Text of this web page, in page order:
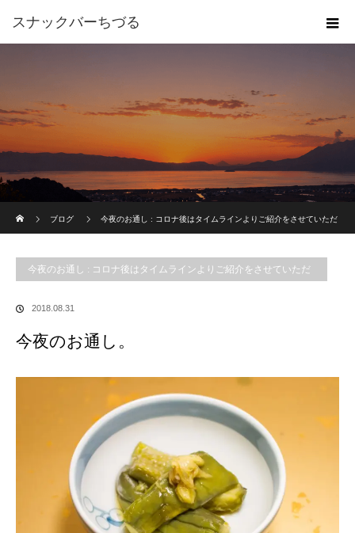
スナックバーちづる
ブログ
今夜のお通し : コロナ後はタイムラインよりご紹介をさせていただ
今夜のお通し : コロナ後はタイムラインよりご紹介をさせていただ
2018.08.31
今夜のお通し。